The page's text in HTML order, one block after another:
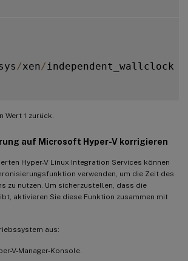
/xen/ independent_wallclock
Wert 1 zurück.
auf Microsoft Hyper-V korrigieren
Hyper-V Linux Integration Services können
verwenden, um die Zeit des
zu nutzen. Um sicherzustellen, dass die
aktivieren Sie diese Funktion zusammen mit
aus:
V-Manager-Konsole.